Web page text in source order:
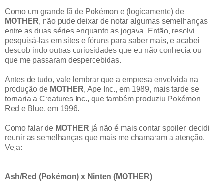
Como um grande fã de Pokémon e (logicamente) de
MOTHER, não pude deixar de notar algumas semelhanças
entre as duas séries enquanto as jogava. Então, resolvi
pesquisá-las em sites e fóruns para saber mais, e acabei
descobrindo outras curiosidades que eu não conhecia ou
que me passaram despercebidas.
Antes de tudo, vale lembrar que a empresa envolvida na
produção de MOTHER, Ape Inc., em 1989, mais tarde se
tornaria a Creatures Inc., que também produziu Pokémon
Red e Blue, em 1996.
Como falar de MOTHER já não é mais contar spoiler, decidi
reunir as semelhanças que mais me chamaram a atenção.
Veja:
Ash/Red (Pokémon) x Ninten (MOTHER)